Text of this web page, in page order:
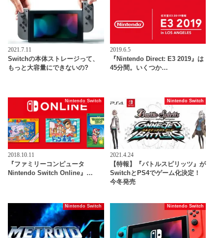
2021.7.11
Switchの本体ストレージって、
もっと大容量にできないの?
2019.6.5
『Nintendo Direct: E3 2019』は
45分間。いくつか…
Nintendo Switch
2018.10.11
『ファミリーコンピュータ
Nintendo Switch Online』…
Nintendo Switch
2021.4.24
【特報】『バトルスピリッツ』が
SwitchとPS4でゲーム化決定！
今冬発売
Nintendo Switch Nintendo Switch